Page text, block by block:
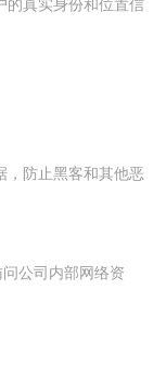
，防止黑客和其他恶
公司内部网络资